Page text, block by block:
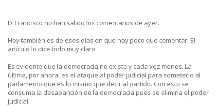
D. Francisco no han salido los comentarios de ayer.
Hoy también es de esos días en que hay poco que comentar. El
artículo lo dice todo muy claro.
Es evidente que la democracia no existe y cada vez menos. La
última, por ahora, es el ataque al poder judicial para someterlo al
parlamento que es lo mismo que decir al partido. Con esto se
consuma la desaparición de la democracia pues se elimina el poder
judicial.